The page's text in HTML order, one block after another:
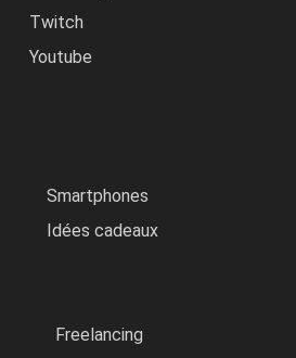
Twitch
Youtube
Smartphones
Idées cadeaux
Freelancing